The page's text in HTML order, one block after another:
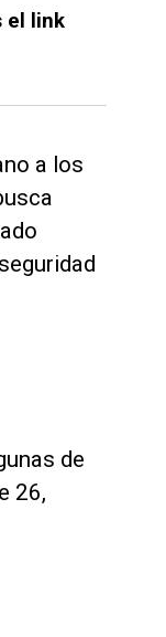
el link
a los
de
26,